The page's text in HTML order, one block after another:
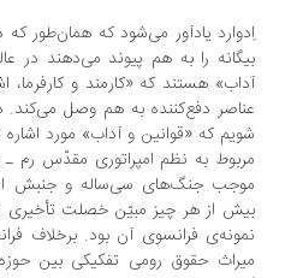
یادآور می‌شود که همان‌طور که در
را به هم پیوند می‌دهند در عالم
هستند که «کارمند و کارفرما،
دفع‌کننده به هم وصل می‌کند. در
که «قوانین و آداب» مورد اشاره
به نظم امپراتوری مقدّس رم ـ
جنگ‌های سی‌ساله و جنبش اصلاح
از هر چیز مبیّن خصلت تأخیری
فرانسوی آن بود. برخلاف فرانسه،
حقوق رومی تفکیکی بین حوزه‌ی